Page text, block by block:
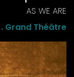
AS WE ARE
Grand Théâtre